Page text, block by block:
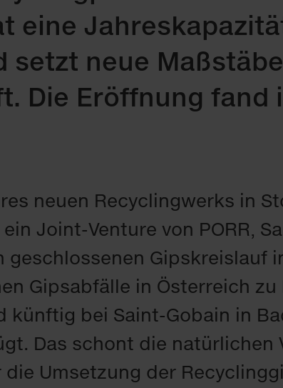
ei­ne
setzt neue
Die Er­öff­nung fand
neu­en Re­cy­cling­werks in
Joint-Ven­ture von PORR,
ge­schlos­se­nen Gips­kreis­lauf
Gips­ab­fäl­le in Ös­ter­reich
künf­tig bei Saint-Go­bain in
Das schont die na­tür­li­chen
Um­set­zung der